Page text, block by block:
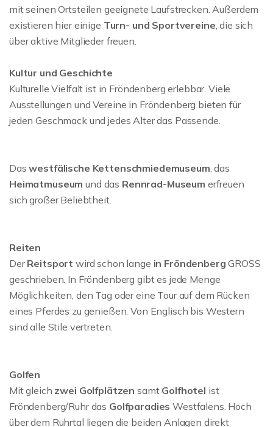
mit seinen Ortsteilen geeignete Laufstrecken. Außerdem
existieren hier einige Turn- und Sportvereine , die sich
über aktive Mitglieder freuen.
Kultur und Geschichte
Kulturelle Vielfalt ist in Fröndenberg erlebbar. Viele
Ausstellungen und Vereine in Fröndenberg bieten für
jeden Geschmack und jedes Alter das Passende.
Daswestfälische Kettenschmiedemuseum , das
Heimatmuseumund das Rennrad-Museum erfreuen
sich großer Beliebtheit.
Reiten
DerReitsport wird schon lange in Fröndenberg GROSS
geschrieben. In Fröndenberg gibt es jede Menge
Möglichkeiten, den Tag oder eine Tour auf dem Rücken
eines Pferdes zu genießen. Von Englisch bis Western
sind alle Stile vertreten.
Golfen
Mit gleich zwei Golfplätzen samt Golfhotel ist
Fröndenberg/Ruhr das Golfparadies Westfalens. Hoch
über dem Ruhrtal liegen die beiden Anlagen direkt